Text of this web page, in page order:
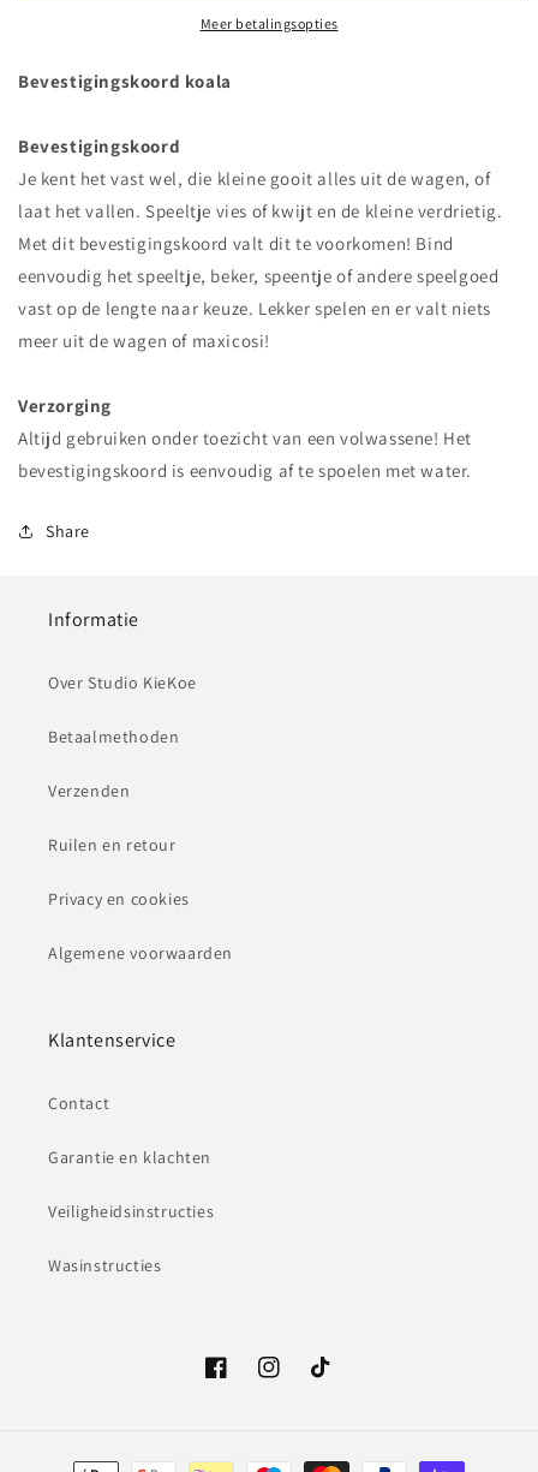
Meer betalingsopties
Bevestigingskoord koala
Bevestigingskoord
Je kent het vast wel, die kleine gooit alles uit de wagen, of
laat het vallen. Speeltje vies of kwijt en de kleine verdrietig.
Met dit bevestigingskoord valt dit te voorkomen! Bind
eenvoudig het speeltje, beker, speentje of andere speelgoed
vast op de lengte naar keuze. Lekker spelen en er valt niets
meer uit de wagen of maxicosi!
Verzorging
Altijd gebruiken onder toezicht van een volwassene! Het
bevestigingskoord is eenvoudig af te spoelen met water.
Share
Informatie
Over Studio KieKoe
Betaalmethoden
Verzenden
Ruilen en retour
Privacy en cookies
Algemene voorwaarden
Klantenservice
Contact
Garantie en klachten
Veiligheidsinstructies
Wasinstructies
FacebookInstagramTikTok
Betaalmethoden